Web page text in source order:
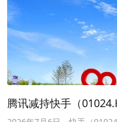
腾讯减持快手（